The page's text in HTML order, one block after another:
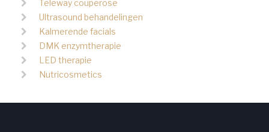
Teleway couperose
Ultrasound behandelingen
Kalmerende facials
DMK enzymtherapie
LED therapie
Nutricosmetics